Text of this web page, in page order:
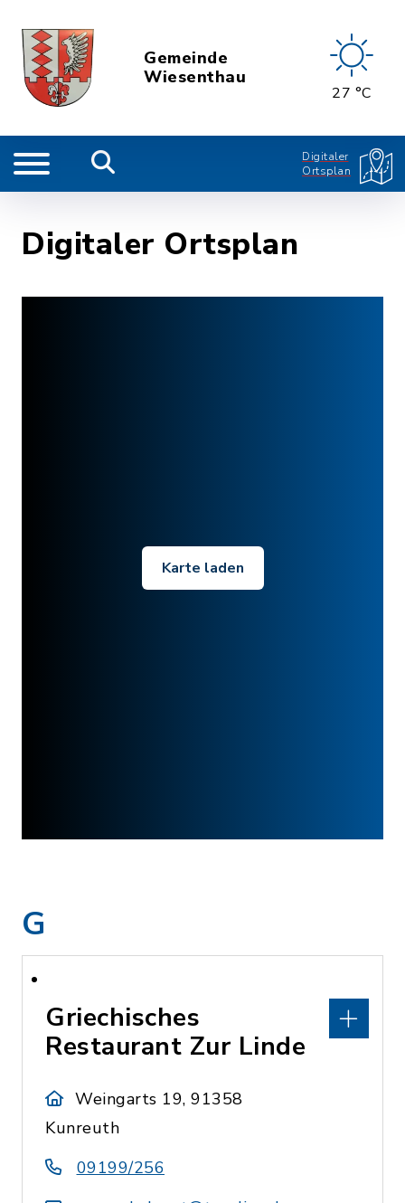
Gemeinde
Wiesenthau
27 °C
Digitaler
Ortsplan
Digitaler Ortsplan
Karte laden
G
Griechisches
Restaurant Zur Linde
Weingarts 19, 91358
Kunreuth
09199/256